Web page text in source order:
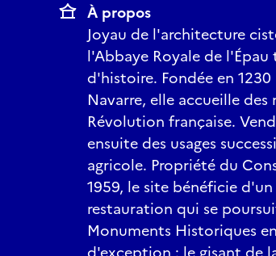
À propos
Joyau de l'architecture
l'Abbaye Royale de
d'histoire. Fondée en 1230
Navarre, elle accueille
Révolution française.
ensuite des usages
agricole. Propriété du
1959, le site bénéficie
restauration qui se
Monuments Historiques